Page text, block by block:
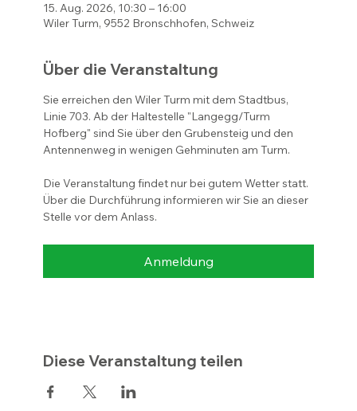
15. Aug. 2026, 10:30 – 16:00
Wiler Turm, 9552 Bronschhofen, Schweiz
Über die Veranstaltung
Sie erreichen den Wiler Turm mit dem Stadtbus,
Linie 703. Ab der Haltestelle "Langegg/Turm
Hofberg" sind Sie über den Grubensteig und den
Antennenweg in wenigen Gehminuten am Turm.
Die Veranstaltung findet nur bei gutem Wetter statt.
Über die Durchführung informieren wir Sie an dieser
Stelle vor dem Anlass.
Anmeldung
Diese Veranstaltung teilen